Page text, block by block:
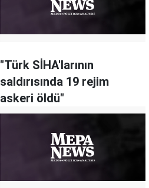
"Türk SİHA'larının
saldırısında 19 rejim
askeri öldü"